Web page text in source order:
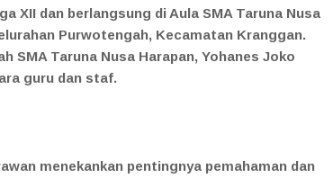
XII dan berlangsung di Aula SMA Taruna Nusa
Purwotengah, Kecamatan Kranggan.
SMA Taruna Nusa Harapan, Yohanes Joko
guru dan staf.
menekankan pentingnya pemahaman dan